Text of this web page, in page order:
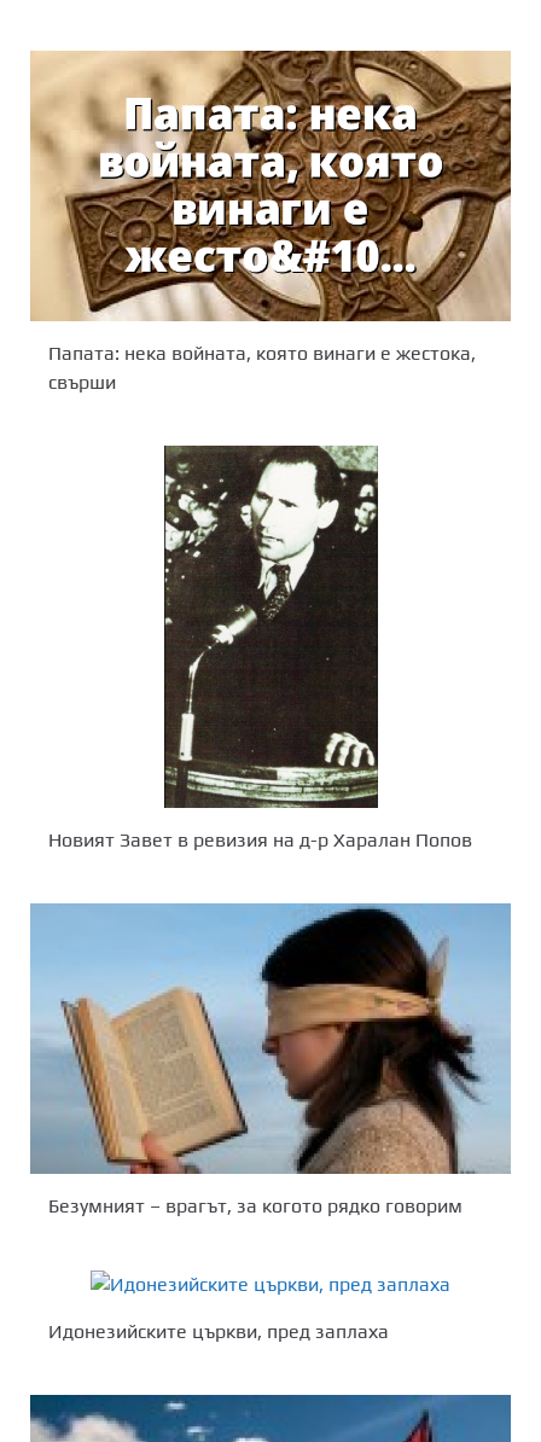
Папата: нека войната, която винаги е жестока,
свърши
Новият Завет в ревизия на д-р Харалан Попов
Безумният – врагът, за когото рядко говорим
Идонезийските църкви, пред заплаха